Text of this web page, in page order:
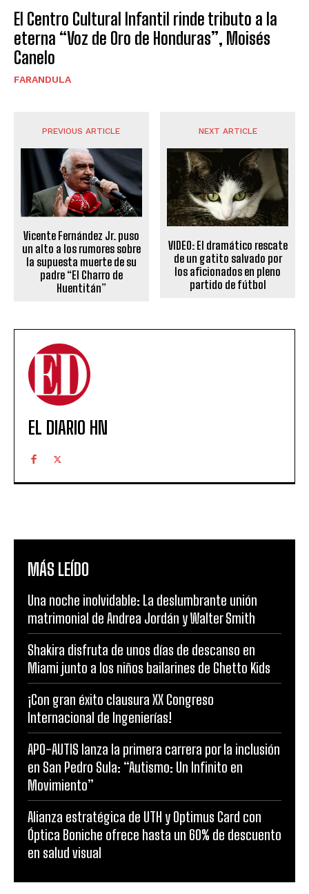
El Centro Cultural Infantil rinde tributo a la
eterna “Voz de Oro de Honduras”, Moisés
Canelo
FARANDULA
PREVIOUS ARTICLE
Vicente Fernández Jr. puso
un alto a los rumores sobre
la supuesta muerte de su
padre “El Charro de
Huentitán”
NEXT ARTICLE
VIDEO: El dramático rescate
de un gatito salvado por
los aficionados en pleno
partido de fútbol
EL DIARIO HN
MÁS LEÍDO
Una noche inolvidable: La deslumbrante unión
matrimonial de Andrea Jordán y Walter Smith
Shakira disfruta de unos días de descanso en
Miami junto a los niños bailarines de Ghetto Kids
¡Con gran éxito clausura XX Congreso
Internacional de Ingenierías!
APO-AUTIS lanza la primera carrera por la inclusión
en San Pedro Sula: “Autismo: Un Infinito en
Movimiento”
Alianza estratégica de UTH y Optimus Card con
Óptica Boniche ofrece hasta un 60% de descuento
en salud visual